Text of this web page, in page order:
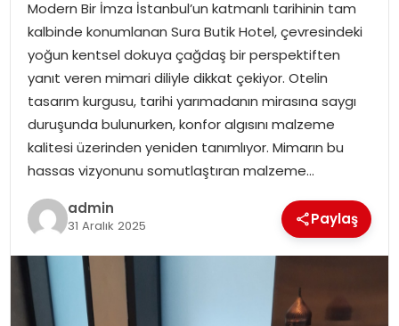
EKONOMI
MAGAZIN
TEKNOLOJI
Modern Bir İmza İstanbul’un katmanlı tarihinin tam
kalbinde konumlanan Sura Butik Hotel, çevresindeki
yoğun kentsel dokuya çağdaş bir perspektiften
yanıt veren mimari diliyle dikkat çekiyor. Otelin
tasarım kurgusu, tarihi yarımadanın mirasına saygı
duruşunda bulunurken, konfor algısını malzeme
kalitesi üzerinden yeniden tanımlıyor. Mimarın bu
hassas vizyonunu somutlaştıran malzeme…
admin
31 Aralık 2025 Paylaş